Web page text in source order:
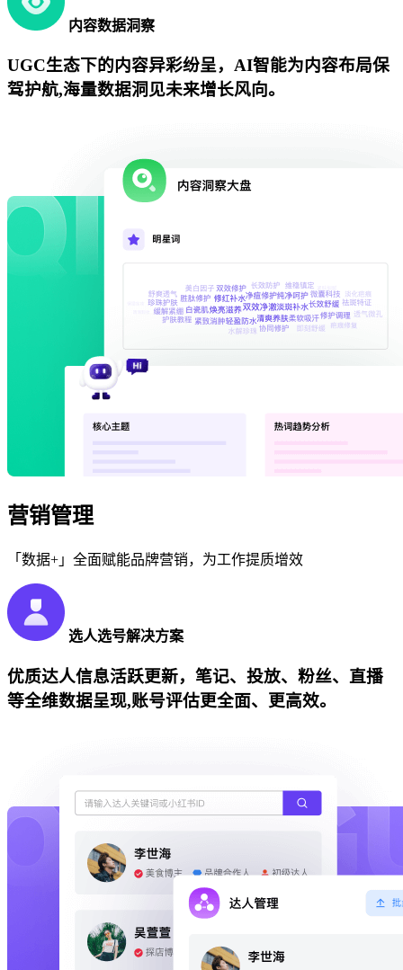
内容数据洞察
UGC生态下的内容异彩纷呈，AI智能为内容布局保
驾护航,海量数据洞见未来增长风向。
营销管理
「数据+」全面赋能品牌营销，为工作提质增效
选人选号解决方案
优质达人信息活跃更新，笔记、投放、粉丝、直播
等全维数据呈现,账号评估更全面、更高效。